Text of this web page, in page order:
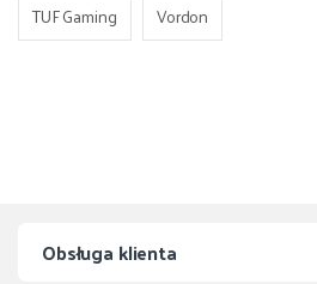
TUF Gaming
Vordon
Obsługa klienta